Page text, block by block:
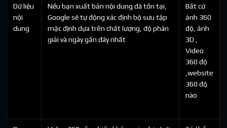
Dữ liệu
nội
dung
Nếu bạn xuất bản nội dung đã tồn tại,
Google sẽ tự động xác định bộ sưu tập
mặc định dựa trên chất lượng, độ phân
giải và ngày gần đây nhất
Bất cứ
ảnh 360
độ, ảnh
3D ,
Video
360 độ
,website
360 độ
nào